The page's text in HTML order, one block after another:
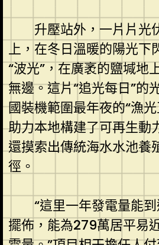
升壓站外，一片片光
上，在冬日溫暖的陽光下
“波光”，在廣袤的鹽堿地
無邊。這片“追光每日”的
國裝機範圍最年夜的“漁
助力本地構建了可再生動
還摸索出傳統海水水池養
徑。
“這里一年發電量能
擺佈，能為279萬居平易